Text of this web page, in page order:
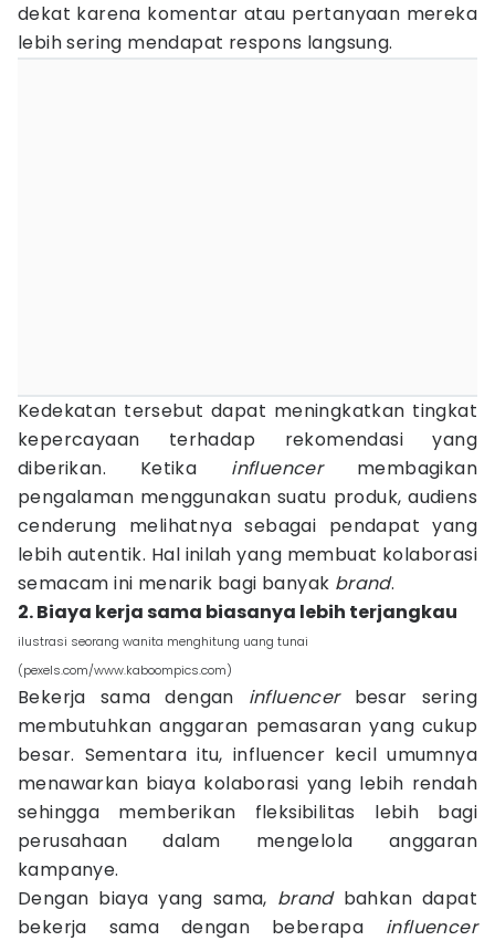
dekat karena komentar atau pertanyaan mereka
lebih sering mendapat respons langsung.
Kedekatan tersebut dapat meningkatkan tingkat
kepercayaan terhadap rekomendasi yang
diberikan. Ketika influencermembagikan
pengalaman menggunakan suatu produk, audiens
cenderung melihatnya sebagai pendapat yang
lebih autentik. Hal inilah yang membuat kolaborasi
semacam ini menarik bagi banyak brand.
2. Biaya kerja sama biasanya lebih terjangkau
ilustrasi seorang wanita menghitung uang tunai
(pexels.com/www.kaboompics.com)
Bekerja sama dengan influencerbesar sering
membutuhkan anggaran pemasaran yang cukup
besar. Sementara itu, influencer kecil umumnya
menawarkan biaya kolaborasi yang lebih rendah
sehingga memberikan fleksibilitas lebih bagi
perusahaan dalam mengelola anggaran
kampanye.
Dengan biaya yang sama, brandbahkan dapat
bekerja sama dengan beberapa influencer